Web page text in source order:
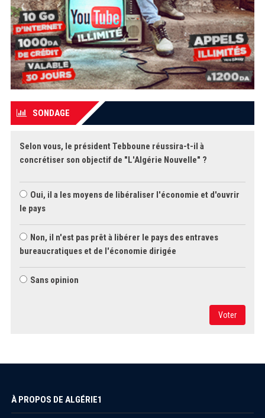
SONDAGE
Selon vous, le président Tebboune réussira-t-il à
concrétiser son objectif de "L'Algérie Nouvelle" ?
Oui, il a les moyens de libéraliser l'économie et d'ouvrir
le pays
Non, il n'est pas prêt à libérer le pays des entraves
bureaucratiques et de l'économie dirigée
Sans opinion
Voter
À PROPOS DE ALGÉRIE1